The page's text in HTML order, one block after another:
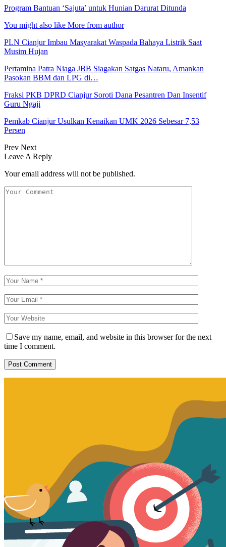
Program Bantuan ‘Sajuta’ untuk Hunian Darurat Ditunda
You might also like More from author
PLN Cianjur Imbau Masyarakat Waspada Bahaya Listrik Saat
Musim Hujan
Pertamina Patra Niaga JBB Siagakan Satgas Nataru, Amankan
Pasokan BBM dan LPG di…
Fraksi PKB DPRD Cianjur Soroti Dana Pesantren Dan Insentif
Guru Ngaji
Pemkab Cianjur Usulkan Kenaikan UMK 2026 Sebesar 7,53
Persen
Prev Next
Leave A Reply
Your email address will not be published.
Save my name, email, and website in this browser for the next
time I comment.